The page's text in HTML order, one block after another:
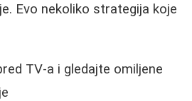
Evo nekoliko strategija koje
TV-a i gledajte omiljene